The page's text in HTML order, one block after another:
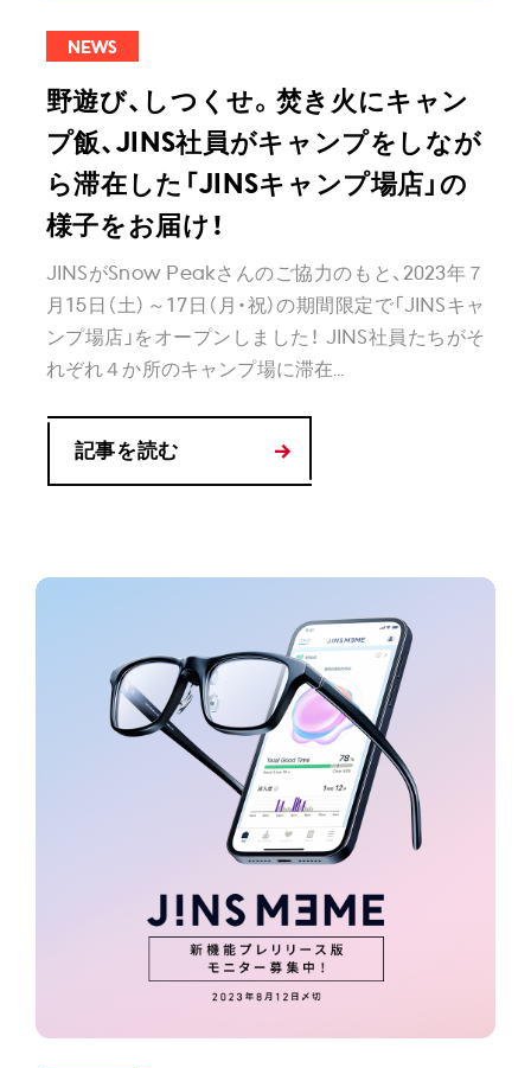
NEWS
野遊び、しつくせ。焚き火にキャン
プ飯、JINS社員がキャンプをしなが
ら滞在した「JINSキャンプ場店」の
様子をお届け！
JINSがSnow Peakさんのご協力のもと、2023年７
月15日（土）～17日（月・祝）の期間限定で「JINSキャ
ンプ場店」をオープンしました！ JINS社員たちがそ
れぞれ４か所のキャンプ場に滞在...
記事を読む